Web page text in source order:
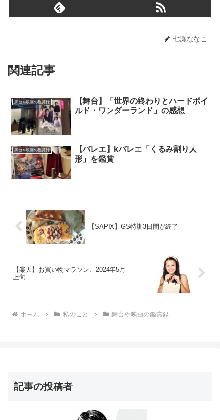
七瀬ななこ
関連記事
舞台や映画の鑑賞録
【舞台】「世界の終わりとハードボイ
ルド・ワンダーランド」の感想
舞台や映画の鑑賞録
【バレエ】kバレエ「くるみ割り人
形」を鑑賞
【SAPIX】GS特訓3日間が終了
【楽天】お買い物マラソン、2024年5月
上旬
ホーム 私のこと 舞台や映画の鑑賞録
記事の投稿者